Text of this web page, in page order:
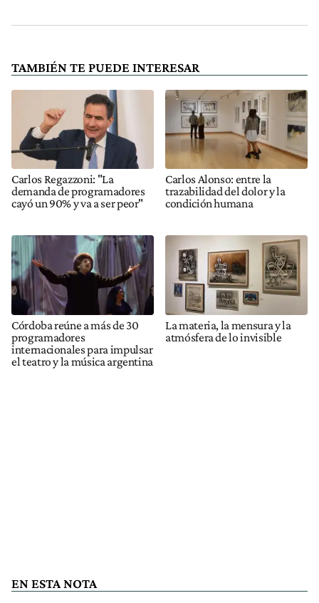
TAMBIÉN TE PUEDE INTERESAR
Carlos Regazzoni: "La
demanda de programadores
cayó un 90% y va a ser peor"
Carlos Alonso: entre la
trazabilidad del dolor y la
condición humana
Córdoba reúne a más de 30
programadores
internacionales para impulsar
el teatro y la música argentina
La materia, la mensura y la
atmósfera de lo invisible
EN ESTA NOTA